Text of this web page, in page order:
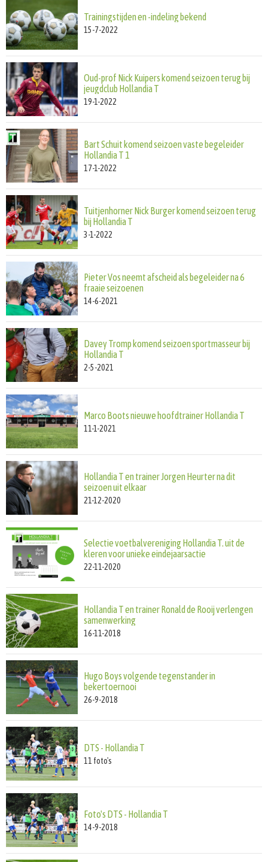
Trainingstijden en -indeling bekend
15-7-2022
Oud-prof Nick Kuipers komend seizoen terug bij
jeugdclub Hollandia T
19-1-2022
Bart Schuit komend seizoen vaste begeleider
Hollandia T 1
17-1-2022
Tuitjenhorner Nick Burger komend seizoen terug
bij Hollandia T
3-1-2022
Pieter Vos neemt afscheid als begeleider na 6
fraaie seizoenen
14-6-2021
Davey Tromp komend seizoen sportmasseur bij
Hollandia T
2-5-2021
Marco Boots nieuwe hoofdtrainer Hollandia T
11-1-2021
Hollandia T en trainer Jorgen Heurter na dit
seizoen uit elkaar
21-12-2020
Selectie voetbalvereniging Hollandia T. uit de
kleren voor unieke eindejaarsactie
22-11-2020
Hollandia T en trainer Ronald de Rooij verlengen
samenwerking
16-11-2018
Hugo Boys volgende tegenstander in
bekertoernooi
26-9-2018
DTS - Hollandia T
11 foto's
Foto's DTS - Hollandia T
14-9-2018